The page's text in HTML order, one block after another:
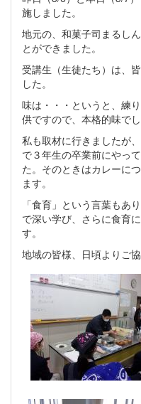
施しました。
地元の、和菓子司まるし
とができました。
受講生（生徒たち）は、
した。
味は・・・というと、練
供ですので、本格的味でし
私も取材に行きましたが
で３年生の卒業前にやっ
た。そのときはカレーに
ます。
「食育」という言葉もあ
で深い学び、さらに食育
す。
地域の皆様、日頃よりご